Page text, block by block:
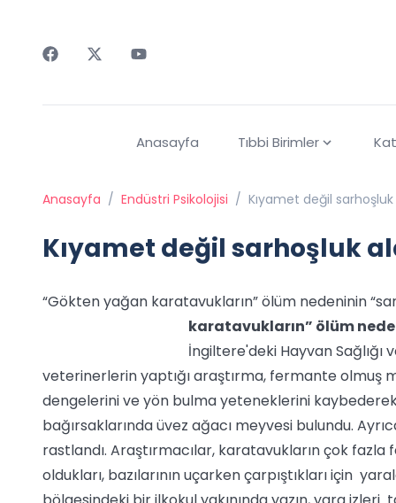
Anasayfa Tıbbi Birimler
Anasayfa / Endüstri Psikolojisi / Kıyamet değil
Kıyamet değil sarhoşluk
“Gökten yağan karatavukların” ölüm nedeninin
karatavukların” ölüm
İngiltere'deki Hayvan
veterinerlerin yaptığı araştırma, fermante
dengelerini ve yön bulma yeteneklerini
bağırsaklarında üvez ağacı meyvesi bulundu.
rastlandı. Araştırmacılar, karatavukların çok
oldukları, bazılarının uçarken çarpıştıkları için